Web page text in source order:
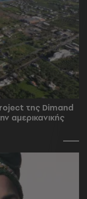
της Dimand
αμερικανικής